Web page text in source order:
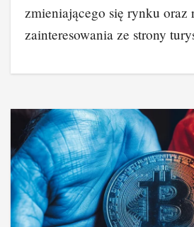
zmieniającego się rynku oraz
zainteresowania ze strony